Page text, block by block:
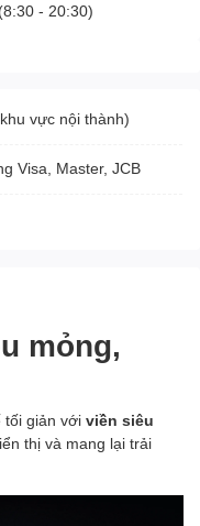
- 20:30)
vực nội thành)
Visa, Master, JCB
mỏng,
tối giản với viền siêu
thị và mang lại trải